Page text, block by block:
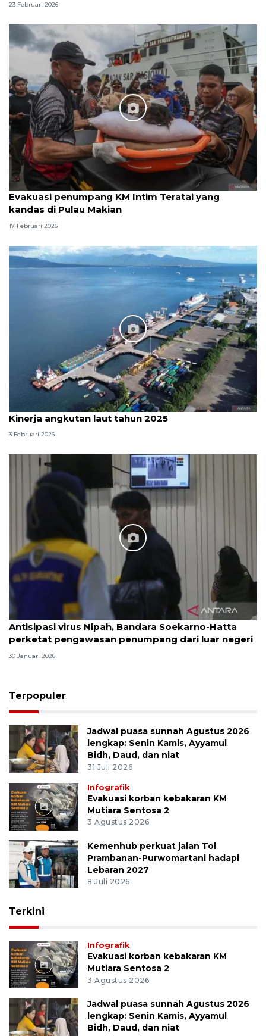
23 Februari 2026
Evakuasi penumpang KM Intim Teratai yang
kandas di Pulau Makian
17 Februari 2026
Kinerja angkutan laut tahun 2025
3 Februari 2026
Antisipasi virus Nipah, Bandara Soekarno-Hatta
perketat pengawasan penumpang dari luar negeri
30 Januari 2026
Terpopuler
Jadwal puasa sunnah Agustus 2026
lengkap: Senin Kamis, Ayyamul
Bidh, Daud, dan niat
31 Juli 2026
Infografik
Evakuasi korban kebakaran KM
Mutiara Sentosa 2
3 Agustus 2026
Kemenhub perkuat jalan Tol
Prambanan-Purwomartani hadapi
Lebaran 2027
8 Juli 2026
Terkini
Infografik
Evakuasi korban kebakaran KM
Mutiara Sentosa 2
3 Agustus 2026
Jadwal puasa sunnah Agustus 2026
lengkap: Senin Kamis, Ayyamul
Bidh, Daud, dan niat